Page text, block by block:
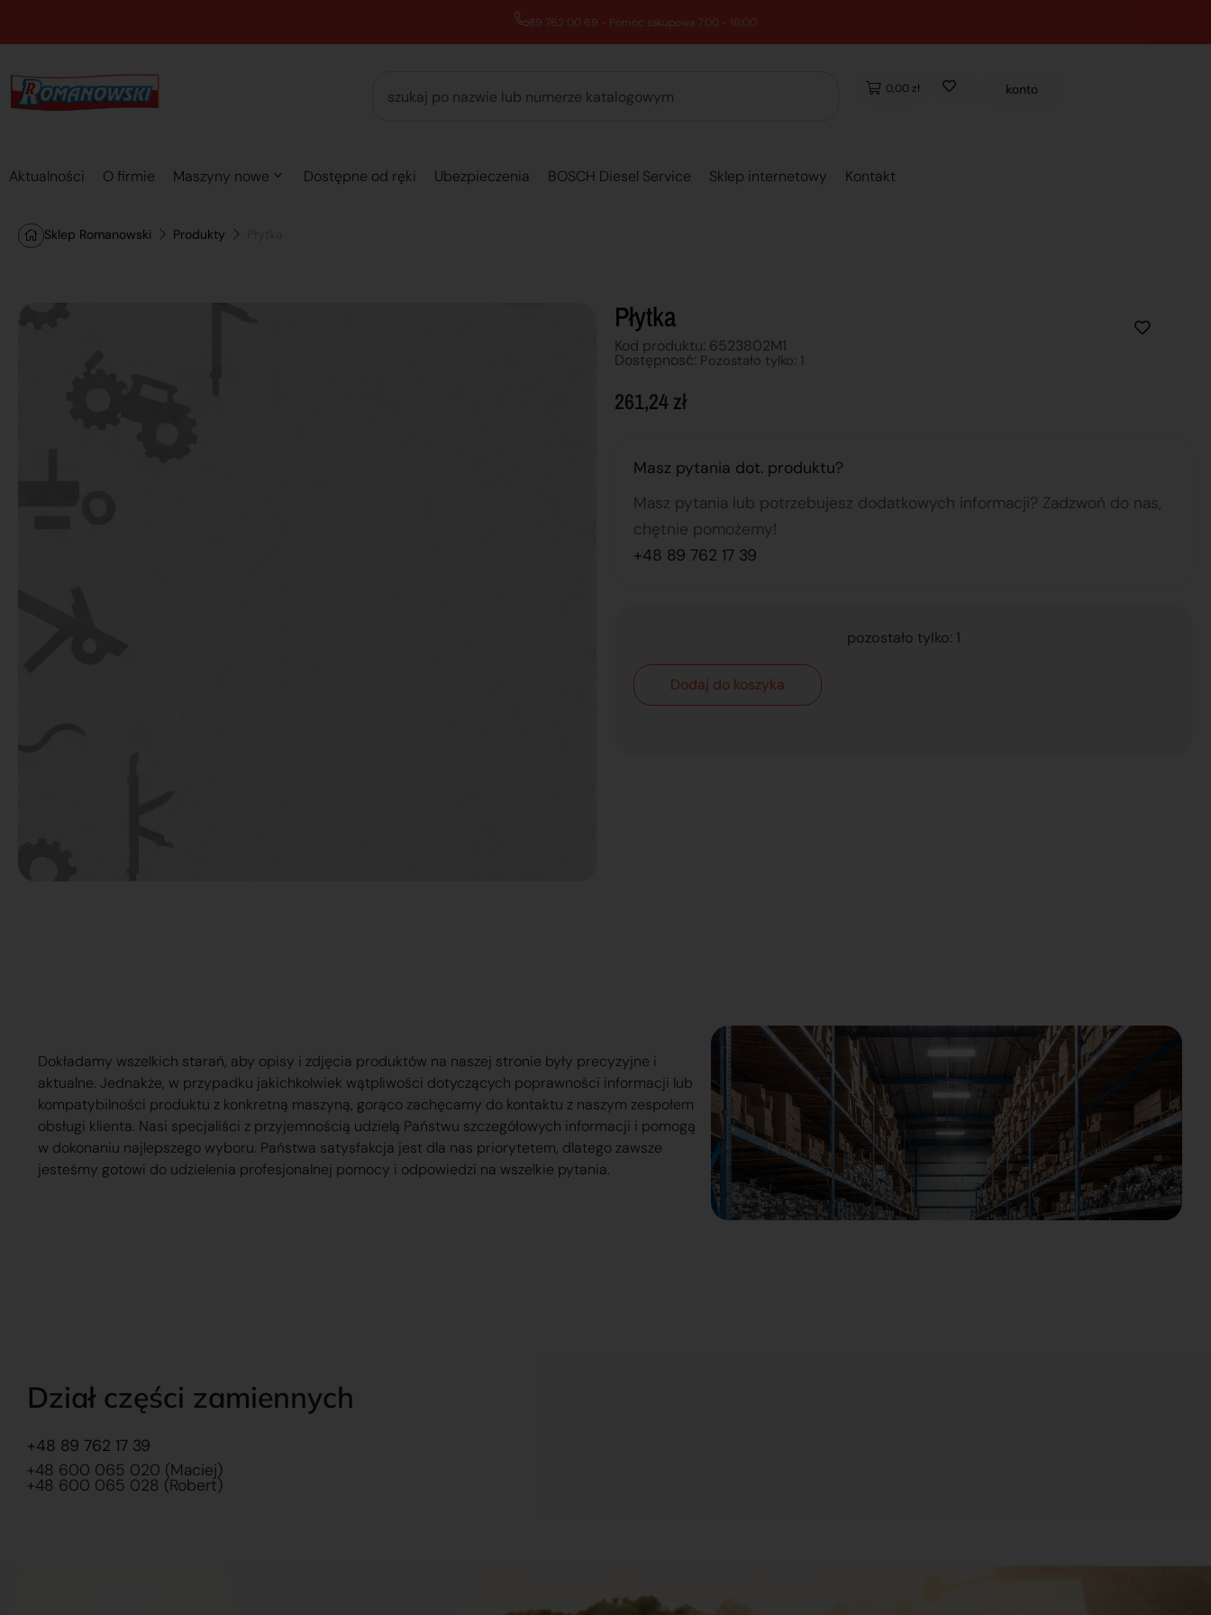
89 762 00 69 - Pomoc zakupowa 7:00 - 16:00
0,00 zł konto
Aktualności O firmie Maszyny nowe Dostępne od ręki Ubezpieczenia BOSCH Diesel Service Sklep internetowy Kontakt
Sklep Romanowski Produkty
Płytka
Kod produktu: 6523802M1
Dostępnosć: Pozostało tylko: 1
261,24zł
Masz pytania dot. produktu?
Masz pytania lub potrzebujesz dodatkowych informacji? Zadzwoń do nas,
chętnie pomożemy!
+48 89 762 17 39
pozostało tylko: 1
Dodaj do koszyka
Dokładamy wszelkich starań, aby opisy i zdjęcia produktów na naszej stronie były precyzyjne i
aktualne. Jednakże, w przypadku jakichkolwiek wątpliwości dotyczących poprawności informacji lub
kompatybilności produktu z konkretną maszyną, gorąco zachęcamy do kontaktu z naszym zespołem
obsługi klienta. Nasi specjaliści z przyjemnością udzielą Państwu szczegółowych informacji i pomogą
w dokonaniu najlepszego wyboru. Państwa satysfakcja jest dla nas priorytetem, dlatego zawsze
jesteśmy gotowi do udzielenia profesjonalnej pomocy i odpowiedzi na wszelkie pytania.
Dział części zamiennych
+48 89 762 17 39
+48 600 065 020 (Maciej)
+48 600 065 028 (Robert)